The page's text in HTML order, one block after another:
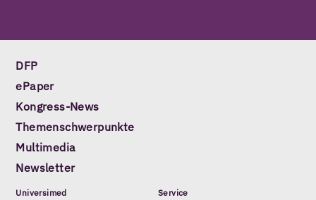
DFP
ePaper
Kongress-News
Themenschwerpunkte
Multimedia
Newsletter
Universimed Service